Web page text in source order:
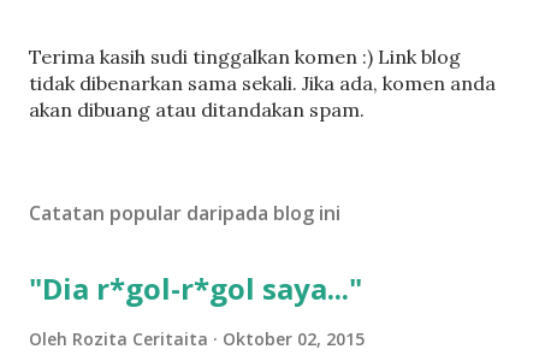
C
a
t
l
Terima kasih sudi tinggalkan komen :) Link blog
tidak dibenarkan sama sekali. Jika ada, komen anda
akan dibuang atau ditandakan spam.
Catatan popular daripada blog ini
"Dia r*gol-r*gol saya..."
Oleh Rozita Ceritaita Oktober 02, 2015